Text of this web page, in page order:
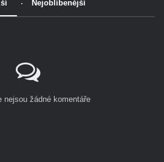
Nejoblíbenější
nejsou žádné komentáře